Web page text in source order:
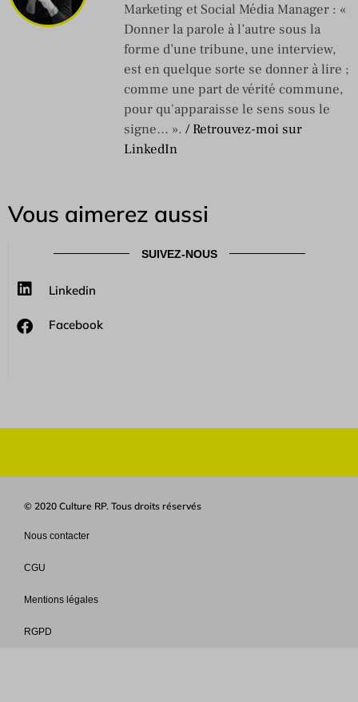
Marketing et Social Média Manager : «
Donner la parole à l’autre sous la
forme d’une tribune, une interview,
est en quelque sorte se donner à lire ;
comme une part de vérité commune,
pour qu'apparaisse le sens sous le
signe… ». / Retrouvez-moi sur
LinkedIn
Vous aimerez aussi
SUIVEZ-NOUS
Linkedin
Facebook
© 2020 Culture RP. Tous droits réservés
Nous contacter
CGU
Mentions légales
RGPD